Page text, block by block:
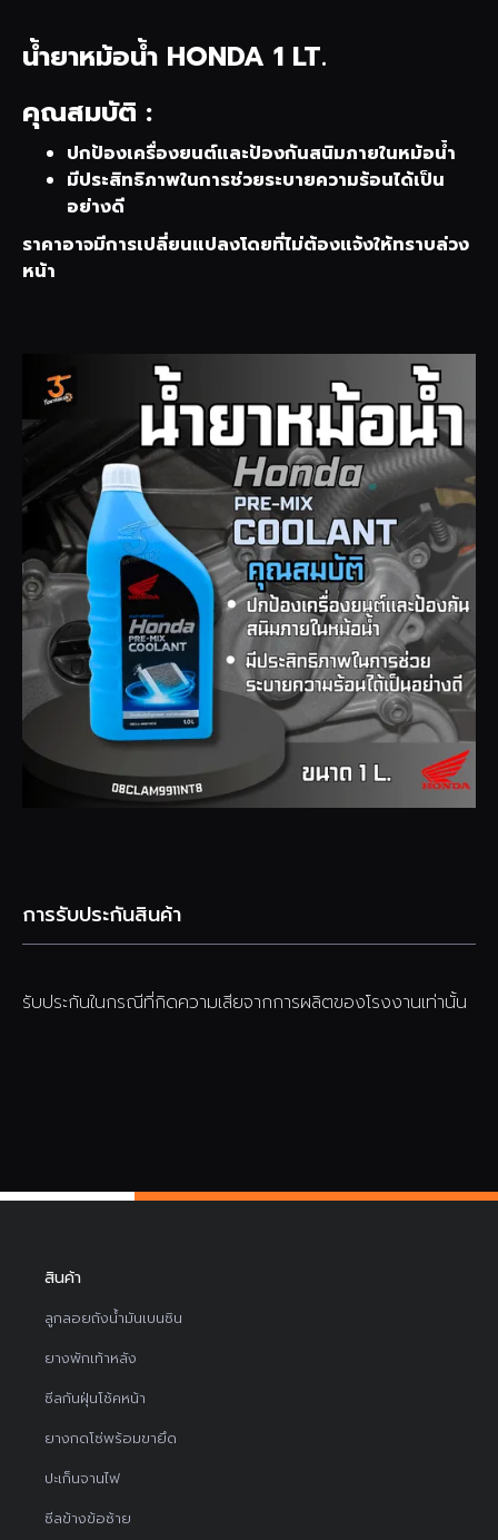
น้ำยาหม้อน้ำ HONDA 1 LT.
คุณสมบัติ :
ปกป้องเครื่องยนต์และป้องกันสนิมภายในหม้อน้ำ
มีประสิทธิภาพในการช่วยระบายความร้อนได้เป็น
อย่างดี
ราคาอาจมีการเปลี่ยนแปลงโดยที่ไม่ต้องแจ้งให้ทราบล่วง
หน้า
การรับประกันสินค้า
รับประกันในกรณีที่กิดความเสียจากการผลิตของโรงงานเท่านั้น
สินค้า
ลูกลอยถังน้ำมันเบนซิน
ยางพักเท้าหลัง
ซีลกันฝุ่นโช้คหน้า
ยางกดโซ่พร้อมขายึด
ปะเก็นจานไฟ
ซีลข้างข้อซ้าย